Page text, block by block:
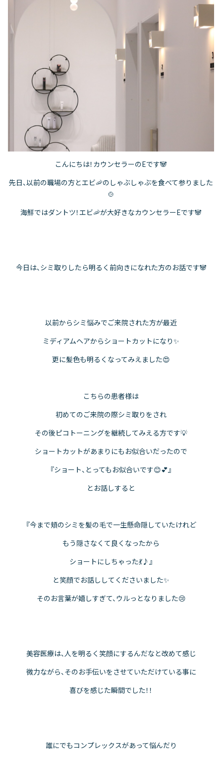
こんにちは！カウンセラーのEです🐼
先日、以前の職場の方とエビ🦐のしゃぶしゃぶを食べて参りました
🍲
海鮮ではダントツ！エビ🦐が大好きなカウンセラーEです🐼
今日は、シミ取りしたら明るく前向きになれた方のお話です🐼
以前からシミ悩みでご来院された方が最近
ミディアムヘアからショートカットになり✨
更に髪色も明るくなってみえました😍
こちらの患者様は
初めてのご来院の際シミ取りをされ
その後ピコトーニングを継続してみえる方です💡
ショートカットがあまりにもお似合いだったので
『ショート、とってもお似合いです😊💕』
とお話しすると
『今まで頬のシミを髪の毛で一生懸命隠していたけれど
もう隠さなくて良くなったから
ショートにしちゃった💃♪』
と笑顔でお話ししてくださいました✨
そのお言葉が嬉しすぎて、ウルっとなりました😢
美容医療は、人を明るく笑顔にするんだなと改めて感じ
微力ながら、そのお手伝いをさせていただけている事に
喜びを感じた瞬間でした！！
誰にでもコンプレックスがあって悩んだり